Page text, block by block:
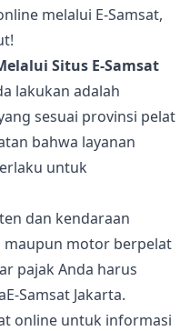
melalui E-Samsat,
Situs E-Samsat
lakukan adalah
sesuai provinsi pelat
bahwa layanan
untuk
dan kendaraan
motor berpelat
pajak Anda harus
Samsat Jakarta.
online untuk informasi